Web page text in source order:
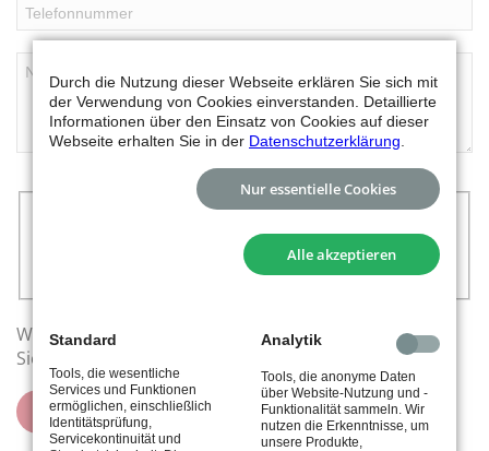
Mit dem Abschicken des Kontaktformulars,
erklären Sie sich damit einverstanden, dass Ihre
Daten zur Bearbeitung Ihres Anliegens verwendet
Weitere Informationen und Widerrufshinweise finden
Sie in der
senden
Durch die Nutzung dieser Webseite erklären Sie sich mit
der Verwendung von Cookies einverstanden. Detaillierte
Informationen über den Einsatz von Cookies auf dieser
Webseite erhalten Sie in der Datenschutzerklärung
Nur essentielle Cookies
Alle akzeptieren
Standard
Tools, die wesentliche
Services und Funktionen
ermöglichen, einschließlich
Identitätsprüfung,
Servicekontinuität und
Analytik
Tools, die anonyme Daten
über Website-Nutzung und -
Funktionalität sammeln. Wir
nutzen die Erkenntnisse, um
unsere Produkte,